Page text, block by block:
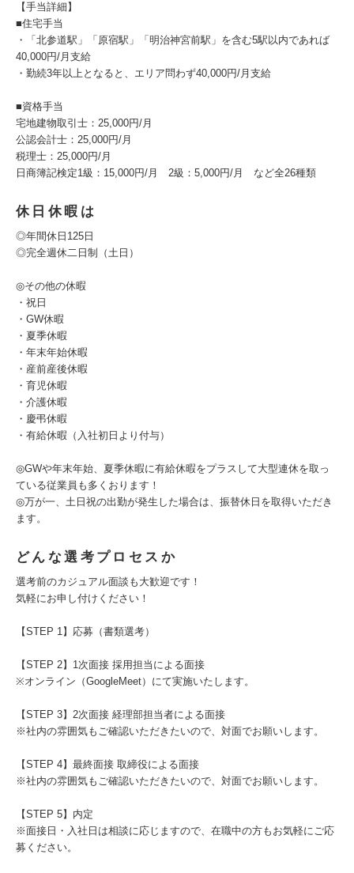
【手当詳細】
■住宅手当
・「北参道駅」「原宿駅」「明治神宮前駅」を含む5駅以内であれば
40,000円/月支給
・勤続3年以上となると、エリア問わず40,000円/月支給
■資格手当
宅地建物取引士：25,000円/月
公認会計士：25,000円/月
税理士：25,000円/月
日商簿記検定1級：15,000円/月 2級：5,000円/月 など全26種類
休日休暇は
◎年間休日125日
◎完全週休二日制（土日）
◎その他の休暇
・祝日
・GW休暇
・夏季休暇
・年末年始休暇
・産前産後休暇
・育児休暇
・介護休暇
・慶弔休暇
・有給休暇（入社初日より付与）
◎GWや年末年始、夏季休暇に有給休暇をプラスして大型連休を取っ
ている従業員も多くおります！
◎万が一、土日祝の出勤が発生した場合は、振替休日を取得いただき
ます。
どんな選考プロセスか
選考前のカジュアル面談も大歓迎です！
気軽にお申し付けください！
【STEP 1】応募（書類選考）
【STEP 2】1次面接 採用担当による面接
※オンライン（GoogleMeet）にて実施いたします。
【STEP 3】2次面接 経理部担当者による面接
※社内の雰囲気もご確認いただきたいので、対面でお願いします。
【STEP 4】最終面接 取締役による面接
※社内の雰囲気もご確認いただきたいので、対面でお願いします。
【STEP 5】内定
※面接日・入社日は相談に応じますので、在職中の方もお気軽にご応
募ください。